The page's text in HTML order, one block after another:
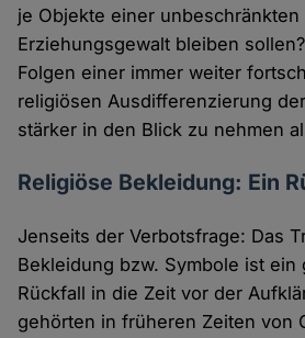
je Objekte einer
Erziehungsgewalt bleiben
Folgen einer immer weiter
religiösen Ausdifferenzierung
stärker in den Blick zu nehmen
Religiöse Bekleidung: Ein
Jenseits der Verbotsfrage: Das
Bekleidung bzw. Symbole ist ein
Rückfall in die Zeit vor der
gehörten in früheren Zeiten von